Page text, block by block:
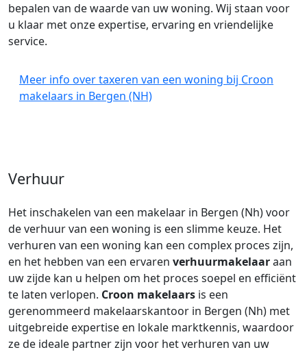
bepalen van de waarde van uw woning. Wij staan voor
u klaar met onze expertise, ervaring en vriendelijke
service.
Meer info over taxeren van een woning bij Croon
makelaars in Bergen (NH)
Verhuur
Het inschakelen van een makelaar in Bergen (Nh) voor
de verhuur van een woning is een slimme keuze. Het
verhuren van een woning kan een complex proces zijn,
en het hebben van een ervaren verhuurmakelaaraan
uw zijde kan u helpen om het proces soepel en efficiënt
te laten verlopen. Croon makelaars is een
gerenommeerd makelaarskantoor in Bergen (Nh) met
uitgebreide expertise en lokale marktkennis, waardoor
ze de ideale partner zijn voor het verhuren van uw